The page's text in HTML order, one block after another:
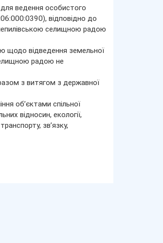
ведення особистого
відповідно до
селищною радою
щодо відведення земельної
радою не
з витягом з державної
об’єктами спільної
відносин, екології,
зв’язку,